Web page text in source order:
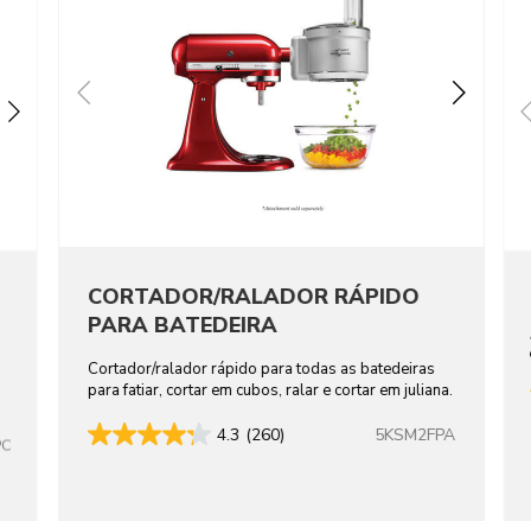
CORTADOR/RALADOR RÁPIDO
PARA BATEDEIRA
Cortador/ralador rápido para todas as batedeiras
para fatiar, cortar em cubos, ralar e cortar em juliana.
4.3 (260) 5KSM2FPA